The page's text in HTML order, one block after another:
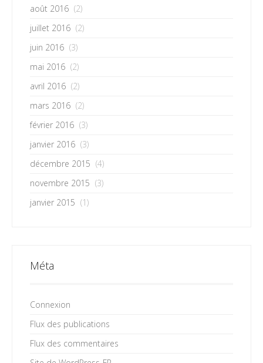
août 2016 (2)
juillet 2016 (2)
juin 2016 (3)
mai 2016 (2)
avril 2016 (2)
mars 2016 (2)
février 2016 (3)
janvier 2016 (3)
décembre 2015 (4)
novembre 2015 (3)
janvier 2015 (1)
Méta
Connexion
Flux des publications
Flux des commentaires